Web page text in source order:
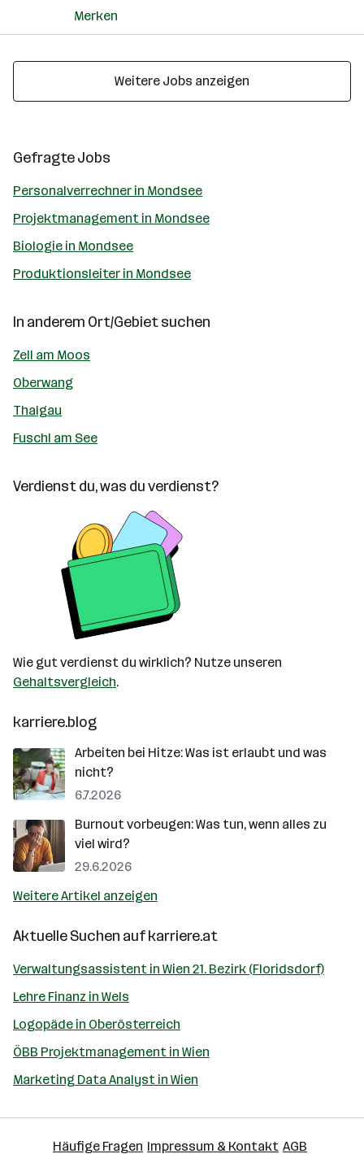
Merken
Weitere Jobs anzeigen
Gefragte Jobs
Personalverrechner in Mondsee
Projektmanagement in Mondsee
Biologie in Mondsee
Produktionsleiter in Mondsee
In anderem Ort/Gebiet suchen
Zell am Moos
Oberwang
Thalgau
Fuschl am See
Verdienst du, was du verdienst?
Wie gut verdienst du wirklich? Nutze unseren
Gehaltsvergleich.
karriere.blog
Arbeiten bei Hitze: Was ist erlaubt und was
nicht?
6.7.2026
Burnout vorbeugen: Was tun, wenn alles zu
viel wird?
29.6.2026
Weitere Artikel anzeigen
Aktuelle Suchen aufkarriere.at
Verwaltungsassistent in Wien 21. Bezirk (Floridsdorf)
Lehre Finanz in Wels
Logopäde in Oberösterreich
ÖBB Projektmanagement in Wien
Marketing Data Analyst in Wien
Häufige Fragen Impressum & Kontakt AGB